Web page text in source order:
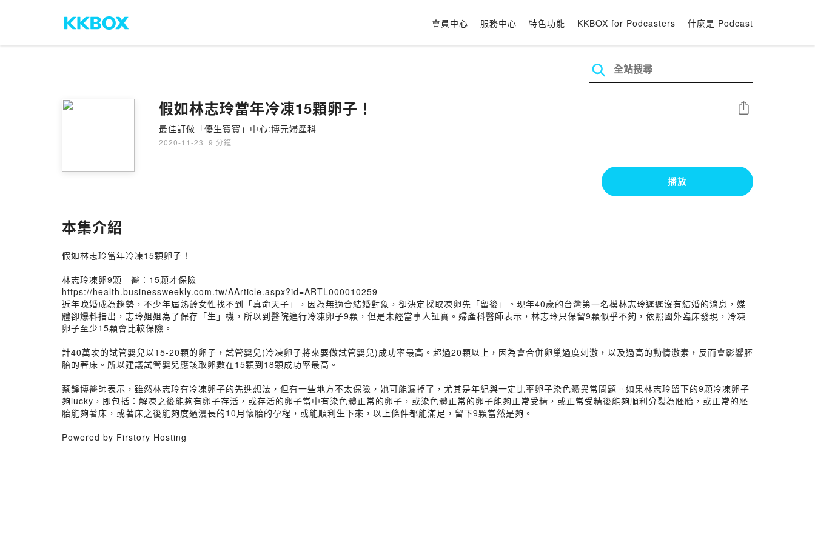
會員中心 服務中心 特色功能 KKBOX for Podcasters 什麼是 Podcast
假如林志玲當年冷凍15顆卵子！
最佳訂做「優生寶寶」中心:博元婦產科
2020-11-23 · 9 分鐘
分享
播放
本集介紹
假如林志玲當年冷凍15顆卵子！
林志玲凍卵9顆 醫：15顆才保險
https://health.businessweekly.com.tw/AArticle.aspx?id=ARTL000010259
近年晚婚成為趨勢，不少年屆熟齡女性找不到「真命天子」，因為無適合結婚對象，卻決定採取凍卵先「留後」。現年40歲的台灣第一名模林志玲遲遲沒有結婚的消息，媒
體卻爆料指出，志玲姐姐為了保存「生」機，所以到醫院進行冷凍卵子9顆，但是未經當事人証實。婦產科醫師表示，林志玲只保留9顆似乎不夠，依照國外臨床發現，冷凍
卵子至少15顆會比較保險。
計40萬次的試管嬰兒以15-20顆的卵子，試管嬰兒(冷凍卵子將來要做試管嬰兒)成功率最高。超過20顆以上，因為會合併卵巢過度刺激，以及過高的動情激素，反而會影響胚
胎的著床。所以建議試管嬰兒應該取卵數在15顆到18顆成功率最高。
蔡鋒博醫師表示，雖然林志玲有冷凍卵子的先進想法，但有一些地方不太保險，她可能漏掉了，尤其是年紀與一定比率卵子染色體異常問題。如果林志玲留下的9顆冷凍卵子
夠lucky，即包括：解凍之後能夠有卵子存活，或存活的卵子當中有染色體正常的卵子，或染色體正常的卵子能夠正常受精，或正常受精後能夠順利分裂為胚胎，或正常的胚
胎能夠著床，或著床之後能夠度過漫長的10月懷胎的孕程，或能順利生下來，以上條件都能滿足，留下9顆當然是夠。
Powered by Firstory Hosting